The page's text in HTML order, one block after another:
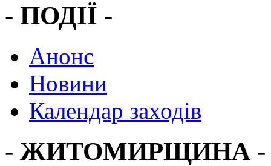
- ПОДІЇ -
Анонс
Новини
Календар заходів
- ЖИТОМИРЩИНА -